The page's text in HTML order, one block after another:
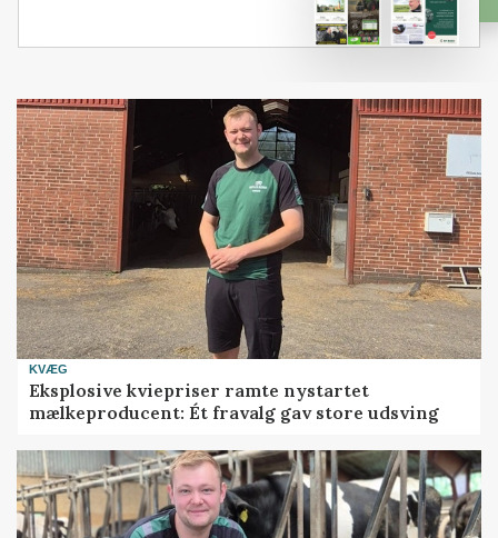
KVÆG
Eksplosive kviepriser ramte nystartet
mælkeproducent: Ét fravalg gav store udsving